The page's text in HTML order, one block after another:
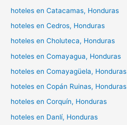
hoteles en Catacamas, Honduras
hoteles en Cedros, Honduras
hoteles en Choluteca, Honduras
hoteles en Comayagua, Honduras
hoteles en Comayagüela, Honduras
hoteles en Copán Ruinas, Honduras
hoteles en Corquín, Honduras
hoteles en Danlí, Honduras